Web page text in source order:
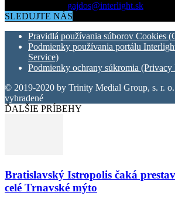
gajdos@interlight.sk
SLEDUJTE NÁS
Pravidlá používania súborov Cookies
Podmienky používania portálu
Service)
Podmienky ochrany súkromia (Privacy
© 2019-2020 by Trinity Medial Group, s. r.
vyhradené
ĎALŠIE PRÍBEHY
Bratislavský Istropolis čaká
celé Trnavské mýto